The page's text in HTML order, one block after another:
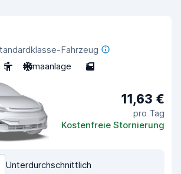
Fahrzeug
5 Klimaanlage 5
11,63 €
pro Tag
Kostenfreie Stornierung
Unterdurchschnittlich